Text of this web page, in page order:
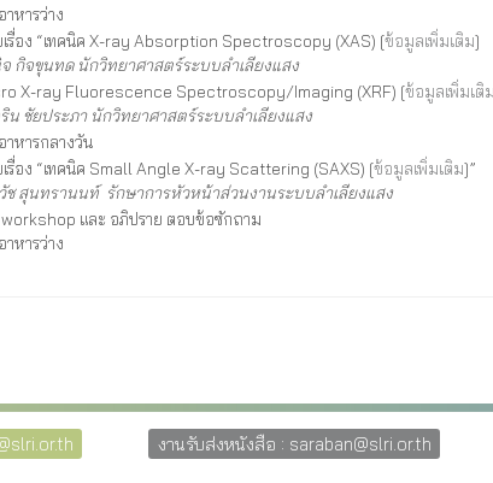
หารว่าง
เรื่อง “เทคนิค X-ray Absorption Spectroscopy (XAS) [ข้อมูลเพิ่มเติม]
จ กิจขุนทดนักวิทยาศาสตร์ระบบลำเลียงแสง
X-ray Fluorescence Spectroscopy/Imaging (XRF) [ข้อมูลเพิ่มเติ
น ชัยประภา นักวิทยาศาสตร์ระบบลำเลียงแสง
าหารกลางวัน
เรื่อง “เทคนิค Small Angle X-ray Scattering (SAXS) [ข้อมูลเพิ่มเติม]”
ช สุนทรานนท์รักษาการหัวหน้าส่วนงานระบบลำเลียงแสง
และ อภิปราย ตอบข้อซักถาม
หารว่าง
งานรับส่งหนังสือ : saraban@slri.or.th